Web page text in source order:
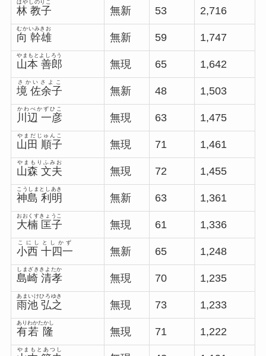
林 教子
はやしのりこ
無新 53 2,716
向 幹雄
むかいみきお
無新 59 1,747
山本 善郎
やまもとよしろう
無現 65 1,642
境 佐余子
さかいさよこ
無新 48 1,503
川辺 一彦
かわべかずひこ
無現 63 1,475
山田 順子
やまだじゅんこ
無現 71 1,461
山森 文夫
やまもりふみお
無現 72 1,455
神島 利明
こうしまとしあき
無新 63 1,361
大楠 匡子
おおくすきょうこ
無現 61 1,336
小西 十四一
こにしとしかず
無新 65 1,248
島崎 清孝
しまざききよたか
無現 70 1,235
雨池 弘之
あまいけひろゆき
無現 73 1,233
有若 隆
ありわかたかし
無現 71 1,222
やまもとあつし